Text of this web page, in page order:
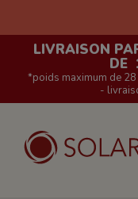
LIVRAISON
DE
*poids maximum de
-